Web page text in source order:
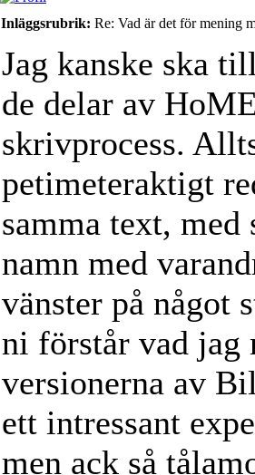
Inläggsrubrik: Re: Vad är det för mening
Jag kanske ska
de delar av
skrivprocess.
petimeteraktigt
samma text,
namn med
vänster på något
ni förstår vad jag
versionerna av
ett intressant
men ack så